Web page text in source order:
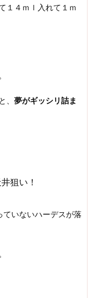
１４ｍｌ入れて１ｍ
、 夢がギッシリ詰ま
狙い！
いないハーデスが落